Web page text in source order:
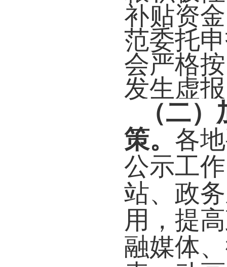
补贴资
范委托
会严格
发生虚
（二）
策。 各
公示工
站、政
用，提
融媒体